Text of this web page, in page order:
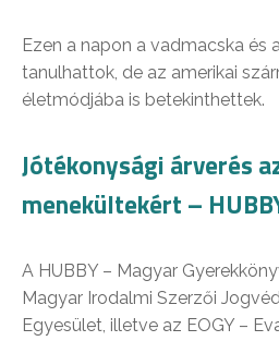
Ezen a napon a vadmacska és
tanulhattok, de az amerikai
életmódjába is betekinthettek.
Jótékonysági árverés
menekültekért –
A HUBBY – Magyar
Magyar Irodalmi Szerzői
Egyesület, illetve az EOGY –